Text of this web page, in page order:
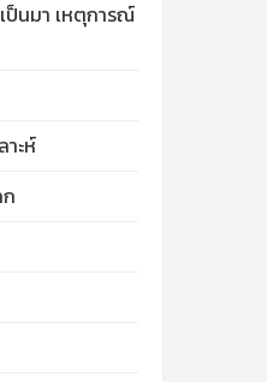
ป็นมา เหตุการณ์
ะห์